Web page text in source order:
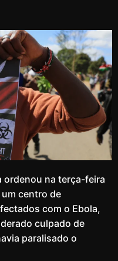
ordenou na terça-feira
centro de
com o Ebola,
culpado de
paralisado o